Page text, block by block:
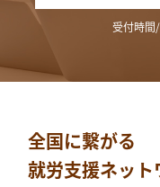
受付時
全国に繋がる
就労支援ネット